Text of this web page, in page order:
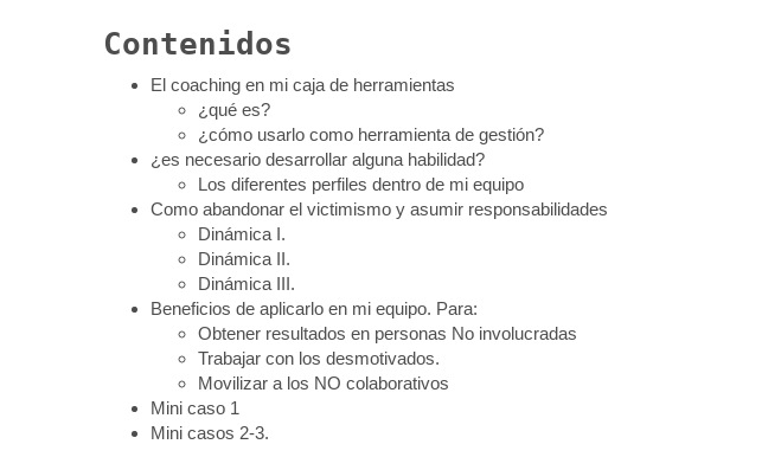
Contenidos
El coaching en mi caja de herramientas
¿qué es?
¿cómo usarlo como herramienta de gestión?
¿es necesario desarrollar alguna habilidad?
Los diferentes perfiles dentro de mi equipo
Como abandonar el victimismo y asumir responsabilidades
Dinámica I.
Dinámica II.
Dinámica III.
Beneficios de aplicarlo en mi equipo. Para:
Obtener resultados en personas No involucradas
Trabajar con los desmotivados.
Movilizar a los NO colaborativos
Mini caso 1
Mini casos 2-3.